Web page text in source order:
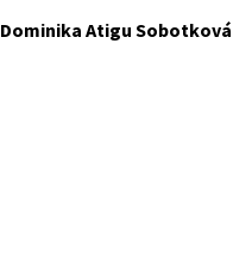
Dominika Atigu Sobotková